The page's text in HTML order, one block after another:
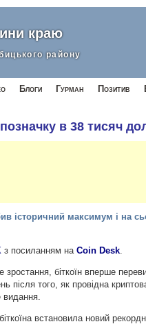
краю
району
Блоги Гурман Позитив
в 38 тисяч
історичний максимум і на
з посиланням наCoin Desk.
біткоїн вперше
після того, як провідна
встановила новий